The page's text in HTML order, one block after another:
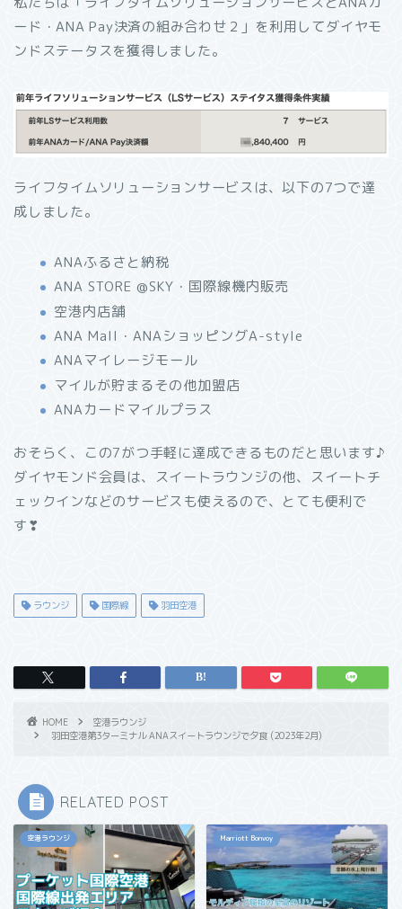
ード・ANA Pay決済の組み合わせ２」を利用してダイヤモ
ンドステータスを獲得しました。
ライフタイムソリューションサービスは、以下の7つで達
成しました。
ANAふるさと納税
ANA STORE @SKY・国際線機内販売
空港内店舗
ANA Mall・ANAショッピングA-style
ANAマイレージモール
マイルが貯まるその他加盟店
ANAカードマイルプラス
おそらく、この7がつ手軽に達成できるものだと思います♪
ダイヤモンド会員は、スイートラウンジの他、スイートチ
ェックインなどのサービスも使えるので、とても便利で
す❣
ラウンジ 国際線 羽田空港
HOME
空港ラウンジ
羽田空港第3ターミナル ANAスイートラウンジで夕食 (2023年2月)
RELATED POST
空港ラウンジ Marriott Bonvoy